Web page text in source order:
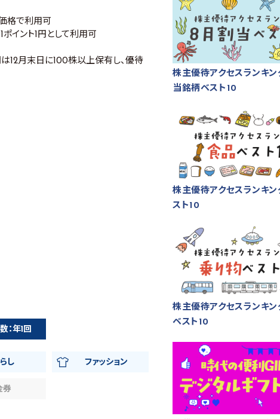
価格で利用可
ポイント1円として利用可
12月末日に100株以上保有し、優待
：年1回
し ファッション
券
株主優待アクセスランキ
当銘柄ベスト10
株主優待アクセスランキ
スト10
株主優待アクセスランキ
ベスト10